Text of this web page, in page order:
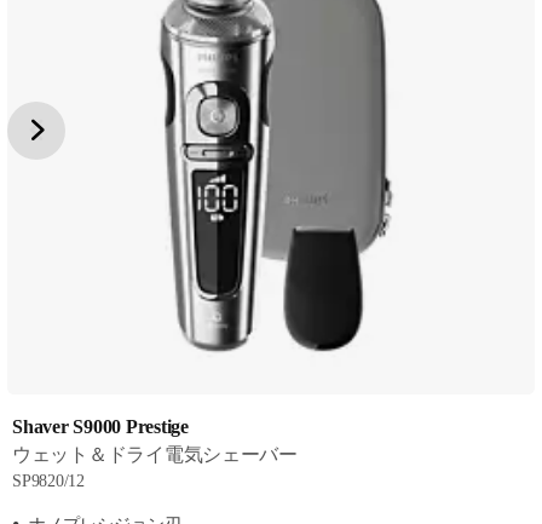
Shaver S9000 Prestige
ウェット＆ドライ電気シェーバー
SP9820/12